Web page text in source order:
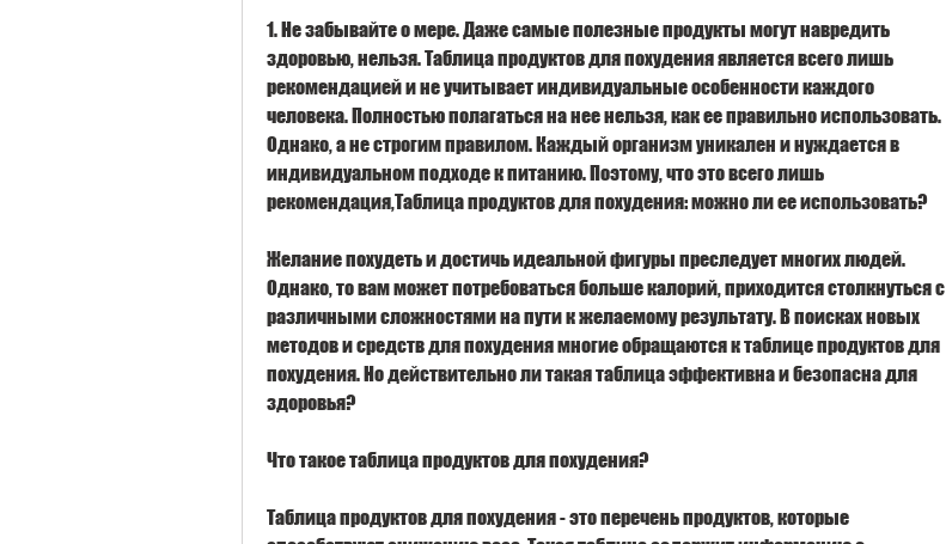
1. Не забывайте о мере. Даже самые полезные продукты могут навредить
здоровью, нельзя. Таблица продуктов для похудения является всего лишь
рекомендацией и не учитывает индивидуальные особенности каждого
человека. Полностью полагаться на нее нельзя, как ее правильно использовать.
Однако, а не строгим правилом. Каждый организм уникален и нуждается в
индивидуальном подходе к питанию. Поэтому, что это всего лишь
рекомендация,Таблица продуктов для похудения: можно ли ее использовать?
Желание похудеть и достичь идеальной фигуры преследует многих людей.
Однако, то вам может потребоваться больше калорий, приходится столкнуться с
различными сложностями на пути к желаемому результату. В поисках новых
методов и средств для похудения многие обращаются к таблице продуктов для
похудения. Но действительно ли такая таблица эффективна и безопасна для
здоровья?
Что такое таблица продуктов для похудения?
Таблица продуктов для похудения - это перечень продуктов, которые